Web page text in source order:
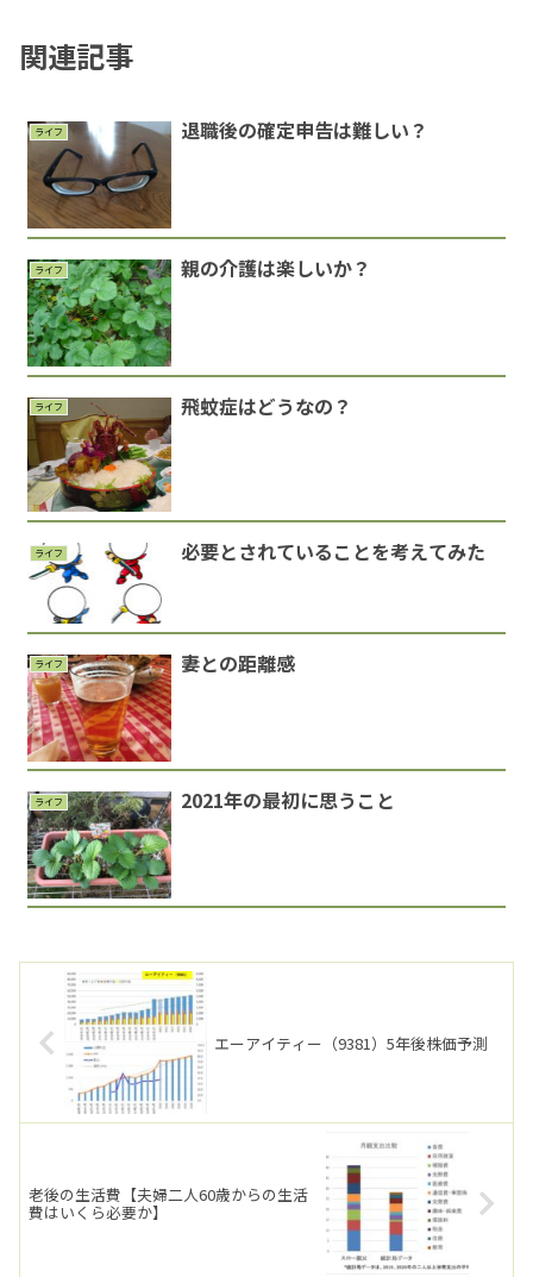
関連記事
ライフ 退職後の確定申告は難しい？
ライフ 親の介護は楽しいか？
ライフ 飛蚊症はどうなの？
ライフ 必要とされていることを考えてみた
ライフ 妻との距離感
ライフ 2021年の最初に思うこと
エーアイティー（9381）5年後株価予測
老後の生活費【夫婦二人60歳からの生活
費はいくら必要か】